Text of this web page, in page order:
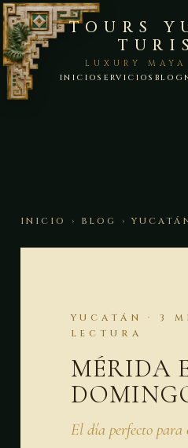
TOURS
LUXURY MAYA
INICIO SERVICIOS BLOG
INICIO › BLOG ›
YUCATÁN · 3
LECTURA
MÉRIDA
El día perfecto para